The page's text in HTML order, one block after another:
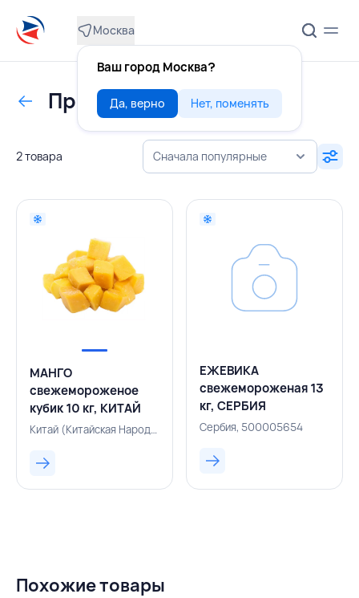
Москва
Ваш город Москва?
Да, верно Нет, поменять
Прочие ягоды и фрукты
2 товара Сначала популярные
МАНГО
свежемороженое
кубик 10 кг, КИТАЙ
Китай (Китайская Народная Республика), 143000749
ЕЖЕВИКА
свежемороженая 13
кг, СЕРБИЯ
Сербия, 500005654
Похожие товары